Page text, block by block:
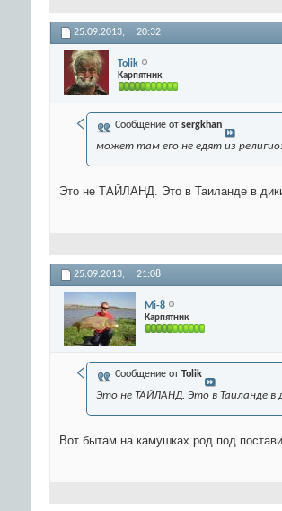
25.09.2013, 20:32
Tolik
Карпятник
Сообщение от sergkhan
может там его не едят из
Это не ТАЙЛАНД. Это в Таиланде в
25.09.2013, 21:08
Mi-8
Карпятник
Сообщение от Tolik
Это не ТАЙЛАНД. Это в Таиланде в
Вот бытам на камушках род под